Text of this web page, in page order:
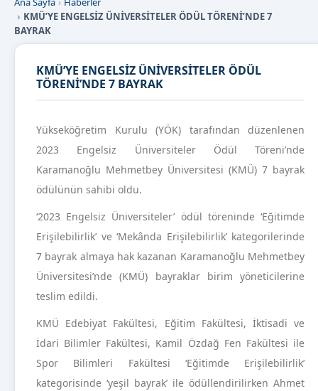
KMÜ’YE ENGELSİZ ÜNİVERSİTELER ÖDÜL TÖRENİ’NDE 7
BAYRAK
KMÜ’YE ENGELSİZ ÜNİVERSİTELER ÖDÜL
TÖRENİ’NDE 7 BAYRAK
Yükseköğretim Kurulu (YÖK) tarafından düzenlenen
2023 Engelsiz Üniversiteler Ödül Töreni’nde
Karamanoğlu Mehmetbey Üniversitesi (KMÜ) 7 bayrak
ödülünün sahibi oldu.
‘2023 Engelsiz Üniversiteler’ ödül töreninde ‘Eğitimde
Erişilebilirlik’ ve ‘Mekânda Erişilebilirlik’ kategorilerinde
7 bayrak almaya hak kazanan Karamanoğlu Mehmetbey
Üniversitesi’nde (KMÜ) bayraklar birim yöneticilerine
teslim edildi.
KMÜ Edebiyat Fakültesi, Eğitim Fakültesi, İktisadi ve
İdari Bilimler Fakültesi, Kamil Özdağ Fen Fakültesi ile
Spor Bilimleri Fakültesi ‘Eğitimde Erişilebilirlik’
kategorisinde ‘yeşil bayrak’ ile ödüllendirilirken Ahmet